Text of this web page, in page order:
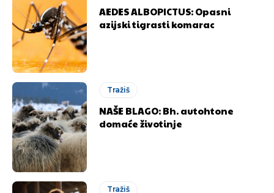
AEDES ALBOPICTUS: Opasni
azijski tigrasti komarac
Tražiš
NAŠE BLAGO: Bh. autohtone
domaće životinje
Tražiš